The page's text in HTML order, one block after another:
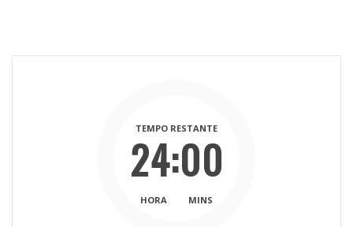
24:00
TEMPO RESTANTE
HORA MINS